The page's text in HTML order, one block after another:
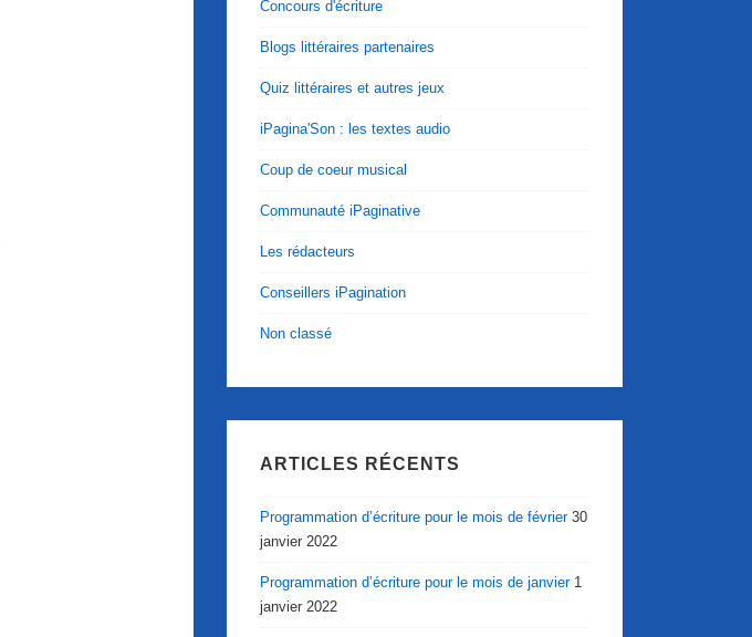
Concours d'écriture
Blogs littéraires partenaires
Quiz littéraires et autres jeux
iPagina'Son : les textes audio
Coup de coeur musical
Communauté iPaginative
Les rédacteurs
Conseillers iPagination
Non classé
ARTICLES RÉCENTS
Programmation d’écriture pour le mois de février 30
janvier 2022
Programmation d’écriture pour le mois de janvier 1
janvier 2022